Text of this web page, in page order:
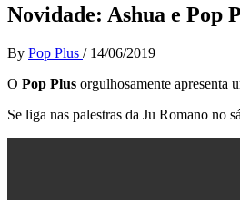
Novidade: Ashua e Pop
By Pop Plus / 14/06/2019
O Pop Plus orgulhosamente apresenta
Se liga nas palestras da Ju Romano no